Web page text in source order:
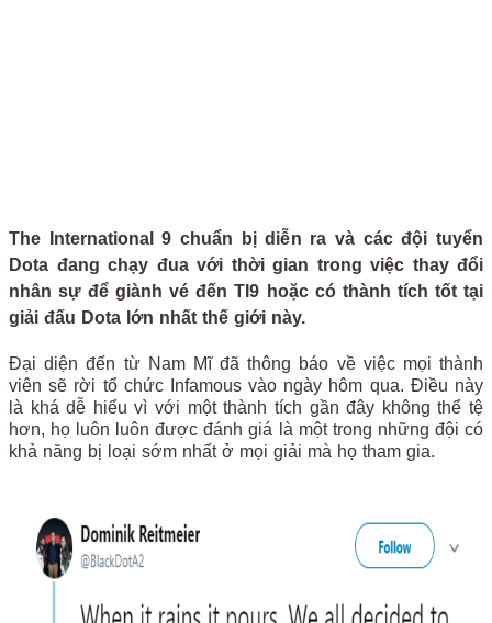
The International 9 chuẩn bị diễn ra và các đội tuyển
Dota đang chạy đua với thời gian trong việc thay đổi
nhân sự để giành vé đến TI9 hoặc có thành tích tốt tại
giải đấu Dota lớn nhất thế giới này.
Đại diện đến từ Nam Mĩ đã thông báo về việc mọi thành
viên sẽ rời tổ chức Infamous vào ngày hôm qua. Điều này
là khá dễ hiểu vì với một thành tích gần đây không thể tệ
hơn, họ luôn luôn được đánh giá là một trong những đội có
khả năng bị loại sớm nhất ở mọi giải mà họ tham gia.